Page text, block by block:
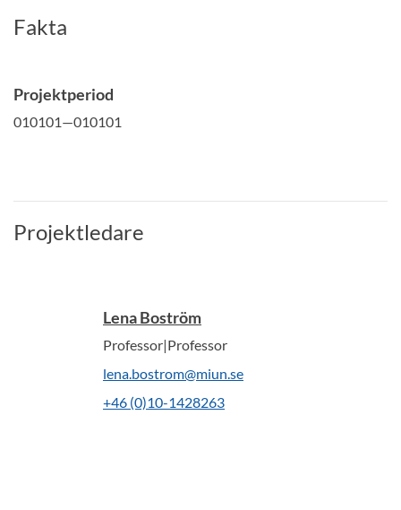
Fakta
Projektperiod
010101—010101
Projektledare
Lena Boström
Professor|Professor
lena.bostrom@miun.se
+46 (0)10-1428263